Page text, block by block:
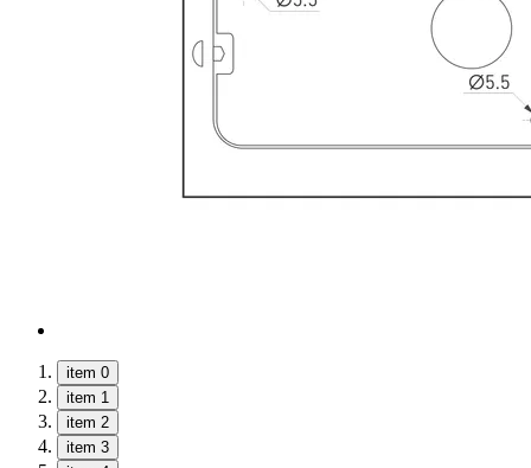
item 0
item 1
item 2
item 3